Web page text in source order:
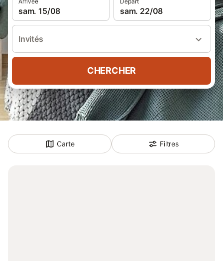
sam. 15/08 sam. 22/08
Invités
CHERCHER
Carte Filtres